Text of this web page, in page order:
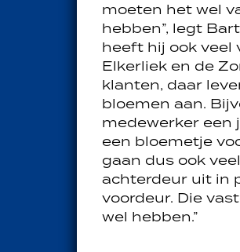
moeten het wel
hebben”, legt
heeft hij ook veel
Elkerliek en de
klanten, daar
bloemen aan.
medewerker
een bloemetje
gaan dus ook
achterdeur uit in
voordeur. Die
wel hebben.”